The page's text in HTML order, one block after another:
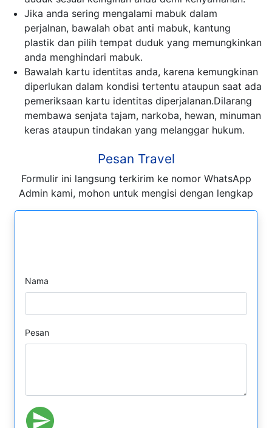
Jika anda sering mengalami mabuk dalam
perjalnan, bawalah obat anti mabuk, kantung
plastik dan pilih tempat duduk yang memungkinkan
anda menghindari mabuk.
Bawalah kartu identitas anda, karena kemungkinan
diperlukan dalam kondisi tertentu ataupun saat ada
pemeriksaan kartu identitas diperjalanan.Dilarang
membawa senjata tajam, narkoba, hewan, minuman
keras ataupun tindakan yang melanggar hukum.
Pesan Travel
Formulir ini langsung terkirim ke nomor WhatsApp
Admin kami, mohon untuk mengisi dengan lengkap
Nama
Pesan